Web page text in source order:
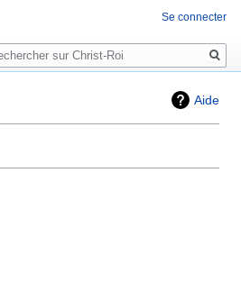
Aide
Se connecter